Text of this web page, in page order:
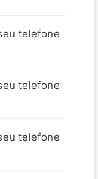
telefone
telefone
telefone